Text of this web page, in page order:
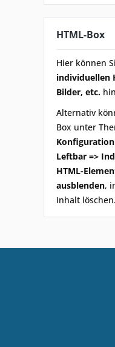
HTML-Box
Hier können
individuellen
Bilder, etc.
Alternativ
Box unter
Leftbar =>
HTML-
ausblenden,
Inhalt löschen.